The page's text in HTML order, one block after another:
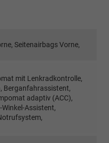
Seitenairbags Vorne,
mit Lenkradkontrolle,
Berganfahrassistent,
adaptiv (ACC),
Assistent,